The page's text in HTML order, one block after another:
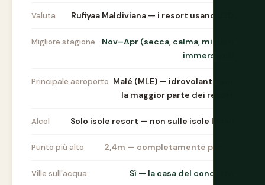
Valuta Rufiyaa Maldiviana — i resort usano USD
Migliore stagione
Nov–Apr (secca, calma, migliori
immersioni)
Principale aeroporto Malé (MLE) — idrovolante per
la maggior parte dei resort
Alcol Solo isole resort — non sulle isole locali
Punto più alto 2,4m — completamente piatto
Ville sull'acqua Sì — la casa del concetto